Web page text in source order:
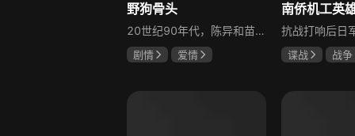
野狗骨头
20世纪90年代，陈异和苗靖因父母相识结缘，从充满敌意到彼此依靠，后因家庭变故不得不相依为命。大学时苗靖告白，陈异却因纵火案逼她离开藤城。多年后重逢，陈异为保护苗靖以身入局，两人并肩对抗走私团伙，最终陈异告白，两人终成眷属。
剧情
爱情
谍战
战争